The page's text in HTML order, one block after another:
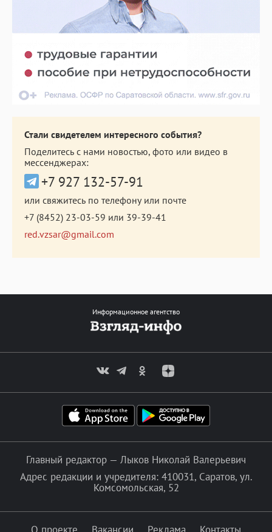
Стали свидетелем интересного события?
Поделитесь с нами новостью, фото или видео в
мессенджерах:
+7 927 132-57-91
или свяжитесь по телефону или почте
+7 (8452) 23-03-59 или 39-39-41
red.vzsar@gmail.com
Информационное агентство
Главный редактор — Лыков Николай Валерьевич
Адрес редакции и учредителя: 410031, Саратов, ул.
Комсомольская, 52